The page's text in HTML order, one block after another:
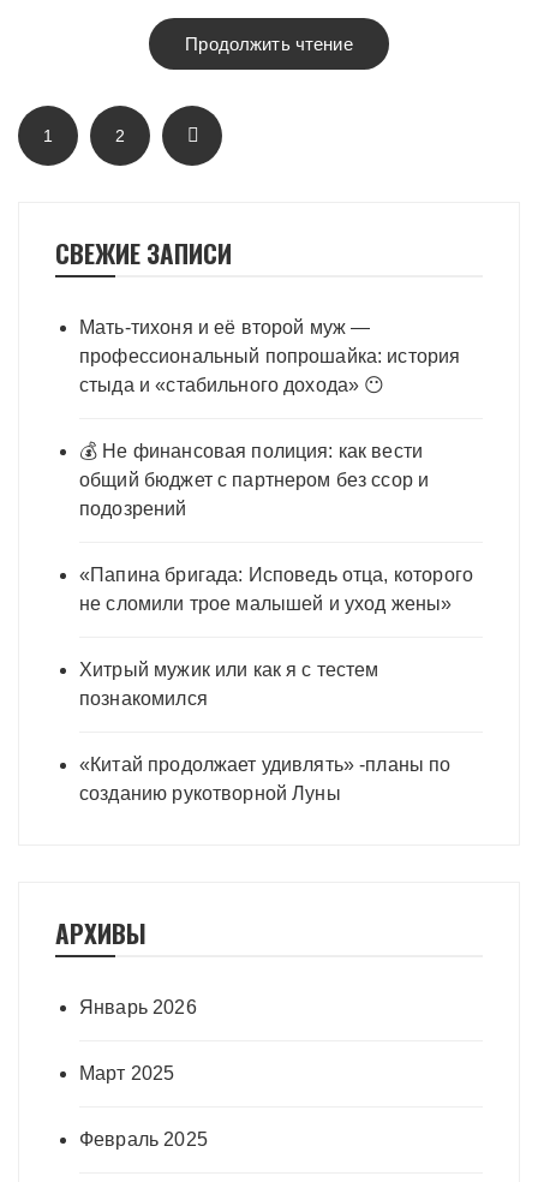
Продолжить чтение
Пагинация
записей
1 2
СВЕЖИЕ ЗАПИСИ
Мать-тихоня и её второй муж —
профессиональный попрошайка: история
стыда и «стабильного дохода» 😶
💰 Не финансовая полиция: как вести
общий бюджет с партнером без ссор и
подозрений
«Папина бригада: Исповедь отца, которого
не сломили трое малышей и уход жены»
Хитрый мужик или как я с тестем
познакомился
«Китай продолжает удивлять» -планы по
созданию рукотворной Луны
АРХИВЫ
Январь 2026
Март 2025
Февраль 2025